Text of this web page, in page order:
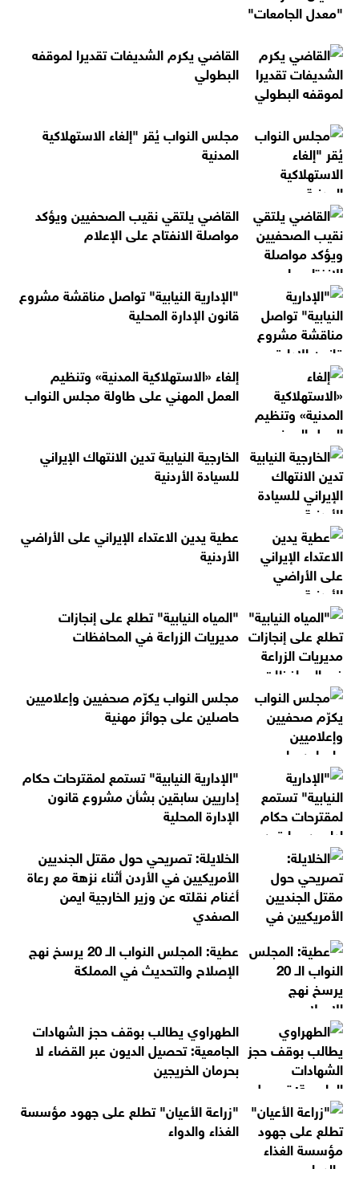
القاضي يكرم الشديفات تقديرا لموقفه
البطولي
مجلس النواب يُقر "إلغاء الاستهلاكية
المدنية
القاضي يلتقي نقيب الصحفيين ويؤكد
مواصلة الانفتاح على الإعلام
"الإدارية النيابية" تواصل مناقشة مشروع
قانون الإدارة المحلية
إلغاء «الاستهلاكية المدنية» وتنظيم
العمل المهني على طاولة مجلس النواب
الخارجية النيابية تدين الانتهاك الإيراني
للسيادة الأردنية
عطية يدين الاعتداء الإيراني على الأراضي
الأردنية
"المياه النيابية" تطلع على إنجازات
مديريات الزراعة في المحافظات
مجلس النواب يكرّم صحفيين وإعلاميين
حاصلين على جوائز مهنية
"الإدارية النيابية" تستمع لمقترحات حكام
إداريين سابقين بشأن مشروع قانون
الإدارة المحلية
الخلايلة: تصريحي حول مقتل الجنديين
الأمريكيين في الأردن أثناء نزهة مع رعاة
أغنام نقلته عن وزير الخارجية ايمن
الصفدي
عطية: المجلس النواب الـ 20 يرسخ نهج
الإصلاح والتحديث في المملكة
الطهراوي يطالب بوقف حجز الشهادات
الجامعية: تحصيل الديون عبر القضاء لا
بحرمان الخريجين
"زراعة الأعيان" تطلع على جهود مؤسسة
الغذاء والدواء